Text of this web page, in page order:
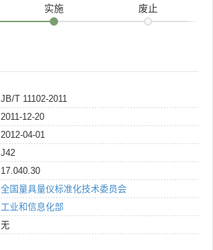
实施 废止
JB/T 11102-2011
2011-12-20
2012-04-01
J42
17.040.30
全国量具量仪标准化技术委员会
工业和信息化部
无